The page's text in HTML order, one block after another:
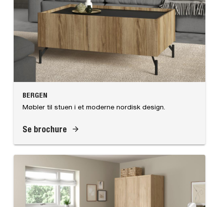
BERGEN
Møbler til stuen i et moderne nordisk design.
Se brochure